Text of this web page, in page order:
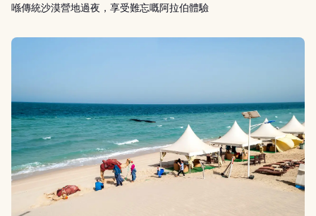
喺傳統沙漠營地過夜，享受難忘嘅阿拉伯體驗